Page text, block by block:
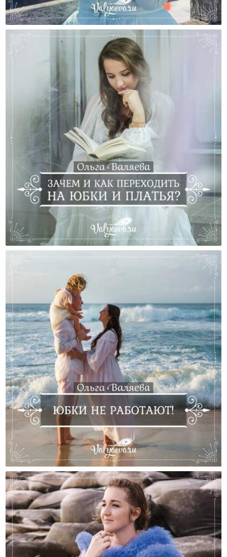
Юбки И Поехавшая Кукушка
Зачем И Как Переходить На Юбки И Платья?
Юбки Не Работают!